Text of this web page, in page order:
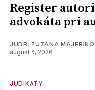
Register
advokáta pri
JUDR. ZUZANA
august 6, 2026
JUDIKÁTY